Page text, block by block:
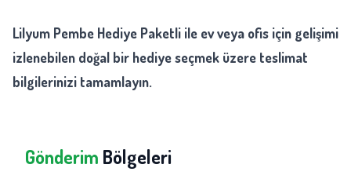
Lilyum Pembe Hediye Paketli ile ev veya ofis için gelişimi
izlenebilen doğal bir hediye seçmek üzere teslimat
bilgilerinizi tamamlayın.
Gönderim Bölgeleri